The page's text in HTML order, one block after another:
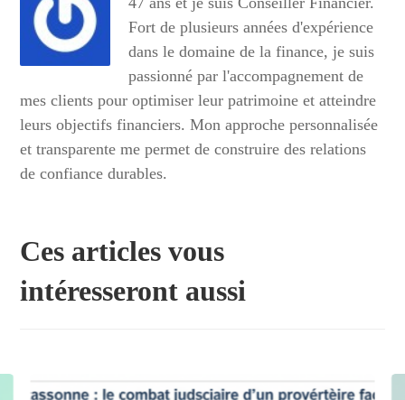
Fort de plusieurs années d'expérience
dans le domaine de la finance, je suis
passionné par l'accompagnement de
mes clients pour optimiser leur patrimoine et atteindre
leurs objectifs financiers. Mon approche personnalisée
et transparente me permet de construire des relations
de confiance durables.
Ces articles vous
intéresseront aussi